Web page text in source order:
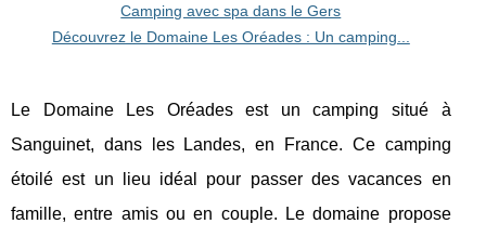
Camping avec spa dans le Gers
Découvrez le Domaine Les Oréades : Un camping...
Le Domaine Les Oréades est un camping situé à
Sanguinet, dans les Landes, en France. Ce camping
étoilé est un lieu idéal pour passer des vacances en
famille, entre amis ou en couple. Le domaine propose